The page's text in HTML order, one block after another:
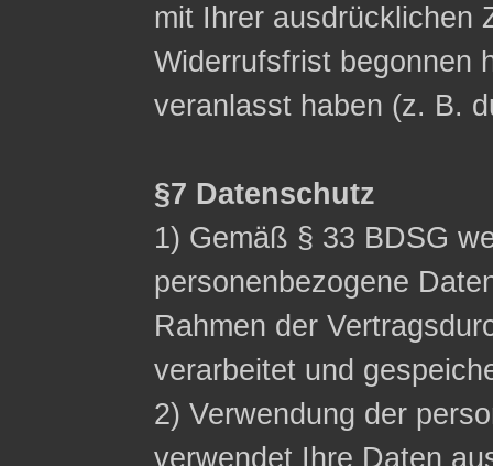
mit Ihrer ausdrücklichen
Widerrufsfrist begonnen
veranlasst haben (z. B.
§7 Datenschutz
1) Gemäß § 33 BDSG
personenbezogene
Rahmen der
verarbeitet und
2) Verwendung der
verwendet Ihre Daten